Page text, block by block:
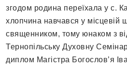
згодом родина переїхала у с.
хлопчина навчався у місцевій
священником, тому юнаком з
Тернопільську Духовну
диплом Магістра Богослов’я